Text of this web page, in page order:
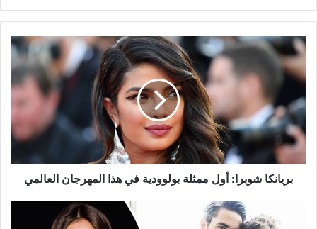
بريانكا
شوبرا:
أول
بولوودية
في
هذا
المهرجان
العالمي
بريانكا شوبرا: أول ممثلة بولوودية في هذا المهرجان العالمي